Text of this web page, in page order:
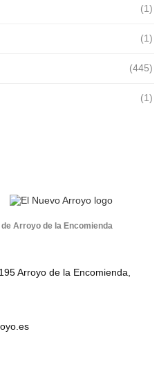
(1)
(1)
(445)
(1)
Arroyo de la Encomienda
Arroyo de la Encomienda,